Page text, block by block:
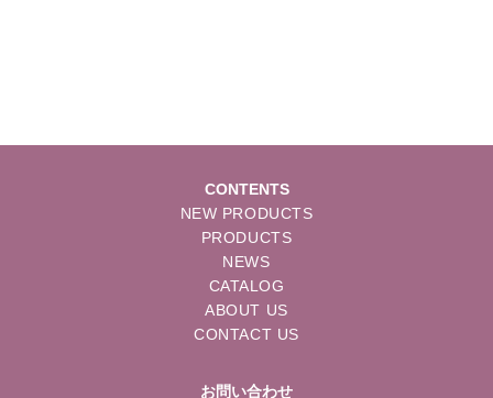
CONTENTS
NEW PRODUCTS
PRODUCTS
NEWS
CATALOG
ABOUT US
CONTACT US
お問い合わせ